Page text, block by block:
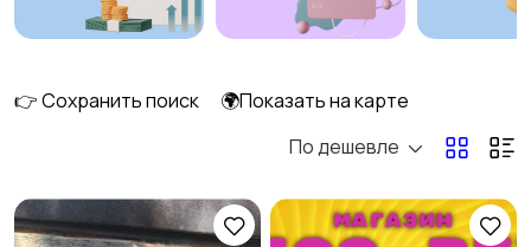
13
Аквариумистика
👉 Сохранить поиск
🌍Показать на карте
По дешевле